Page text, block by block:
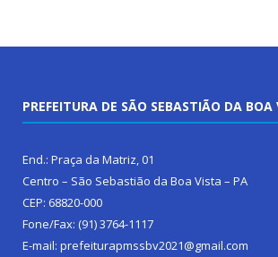
PREFEITURA DE SÃO SEBASTIÃO DA BOA
End.: Praça da Matriz, 01
Centro – São Sebastião da Boa Vista – PA
CEP: 68820-000
Fone/Fax: (91) 3764-1117
E-mail: prefeiturapmssbv2021@gmail.com